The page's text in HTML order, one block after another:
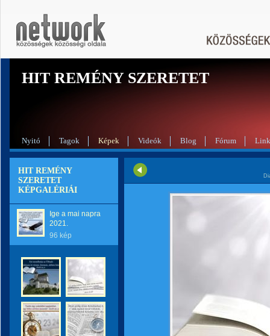
HIT REMÉNY SZERETET
Nyitó Tagok Képek Videók Blog Fórum
HIT REMÉNY
SZERETET
KÉPGALÉRIÁI
Ige a mai napra
2021.
96 kép